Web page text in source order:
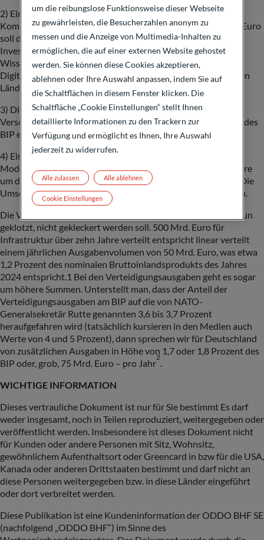
2) Ein neues Sondervermögen Infrastruktur Bund, Länder,
Kommunen mit einem Finanzierungsvolumen von 500 Mrd. Euro
soll dazu dienen, über einen Zeitraum von 10 Jahren
Investitionen u.a. in Zivilschutz, Verkehr, Energie, Bildungs-,
Wissenschafts- und Betreuungseinrichtungen, F&E, und
Digitalisierung zu finanzieren. 100 Mrd. Euro davon sollen den
Ländern und Kommunen bereitgestellt werden.
3) Die Länder sollen einen erweiterten „normalen“
Verschuldungsspielraum bis zu einer Höhe von 0,35 Prozent des
BIP erhalten.
4) Eine Expertenkommission soll Vorschläge für die
Modernisierung der Schuldenbremse erarbeiten, insbesondere
um den Spielraum für Investitionen dauerhaft zu erweitern. Die
Umsetzung dieser Reform ist bis Ende des Jahres vorgesehen.
Die Vereinbarung von Union und SPD lässt erkennen, dass nun
geklotzt, nicht gekleckert werden soll. 500 Mrd. Euro für
Infrastruktur über zehn Jahre verteilt entspricht linear verteilt
einem jährlichen Ausgabenvolumen von 50 Mrd. Euro, was etwa
1,2 Prozent des nominalen Bruttoinlandsprodukts des Jahres
2024 entspricht.1 Bei den Verteidigungsausgaben geht es sogar
um höhere Summen. Unterstellt man, dass der Anteil der
Verteidigungsausgaben am BIP auf die von NATO-
Generalsekretär Rutte genannten 3,6 bis 3,7 Prozent
heraufgefahren wird (tatsächlich kursieren in den Medien auch
Werte von 4 und 5 Prozent), dann sprechen wir für Deutschland
von zusätzlichen Ausgaben in Höhe von 1,7 oder 1,8 Prozent des
BIP oder, grob, 75 Mrd. Euro – pro Jahr
2
.
WICHTIGE INFORMATION
Dieses vertrauliche Dokument ist nur für Sie bestimmt Es darf
weder insgesamt, noch in Teilen reproduziert, weitergegeben oder
veröffentlicht werden. Insbesondere ist dieses Dokument nicht
für Kunden oder andere Personen mit Sitz, Wohnsitz,
gewöhnlichem Aufenthaltsort oder Greencard in bzw für die USA,
Kanada oder anderen Drittstaaten bestimmt und darf nicht an
diese Personen weitergegeben bzw. in diese Länder eingeführt
oder dort verbreitet werden.
Diese Publikation ist eine Kundeninformation der ODDO BHF SE
(nachfolgend „ODDO BHF“) im Sinne des
um die reibungslose Funktionsweise dieser Webseite
zu gewährleisten, die Besucherzahlen anonym zu
messen und die Anzeige von Multimedia-Inhalten zu
ermöglichen, die auf einer externen Website gehostet
werden. Sie können diese Cookies akzeptieren,
ablehnen oder Ihre Auswahl anpassen, indem Sie auf
die Schaltflächen in diesem Fenster klicken. Die
Schaltfläche „Cookie Einstellungen“ stellt Ihnen
detaillierte Informationen zu den Trackern zur
Verfügung und ermöglicht es Ihnen, Ihre Auswahl
jederzeit zu widerrufen.
Alle ablehnen
Alle zulassen
Cookie Einstellungen